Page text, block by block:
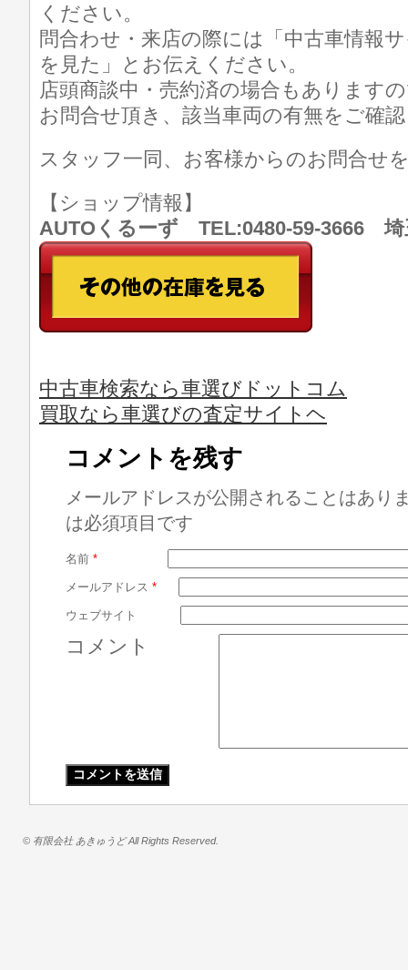
ください。
問合わせ・来店の際には「中古車情報
を見た」とお伝えください。
店頭商談中・売約済の場合もあります
お問合せ頂き、該当車両の有無をご確
スタッフ一同、お客様からのお問合せ
【ショップ情報】
AUTOくるーず TEL:0480-59-3666 埼
中古車検索なら車選びドットコム
買取なら車選びの査定サイトヘ
コメントを残す
メールアドレスが公開されることはあり
は必須項目です
名前 *
メールアドレス *
ウェブサイト
コメント
© 有限会社 あきゅうど All Rights Reserved.